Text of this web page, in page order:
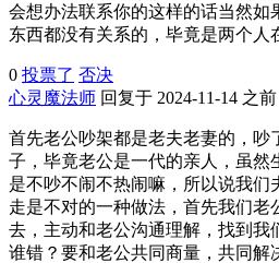
会想办法联系你的这样的话当然如
东西都没有关系的，毕竟是两个人
0 投票了 否决
心灵魔法师 回复于 2024-11-14 之前
首先老公吵架都是老夫老妻的，吵
子，毕竟老公是一代的亲人，虽然
是不吵不闹不热闹嘛，所以说我们
走是不对的一种做法，首先我们老
去，主动和老公沟通理解，找到我
谁错？要和老公共同商量，共同解